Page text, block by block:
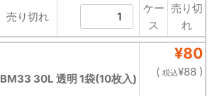
売り切れ
ケー
ス
売り切
れ
BM33 30L 透明 1袋(10枚入)
¥80
( 税込¥88 )